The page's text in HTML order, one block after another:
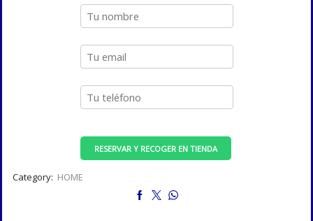
RESERVAR Y RECOGER EN TIENDA
Category: HOME